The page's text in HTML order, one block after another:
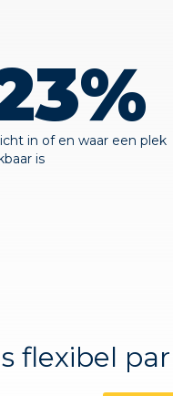
%
in of en waar een plek
is
flexibel